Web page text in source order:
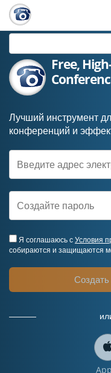
Free,
Лучший инструмент
конференций и
Я соглашаюсь сУсловия
собираются и защищаются